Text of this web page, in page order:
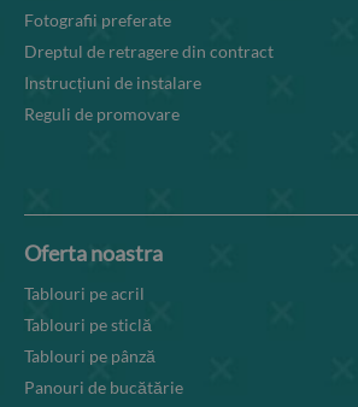
Fotografii preferate
Dreptul de retragere din contract
Instrucțiuni de instalare
Reguli de promovare
Oferta noastra
Tablouri pe acril
Tablouri pe sticlă
Tablouri pe pânză
Panouri de bucătărie